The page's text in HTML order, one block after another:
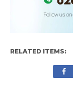
RELATED ITEMS: